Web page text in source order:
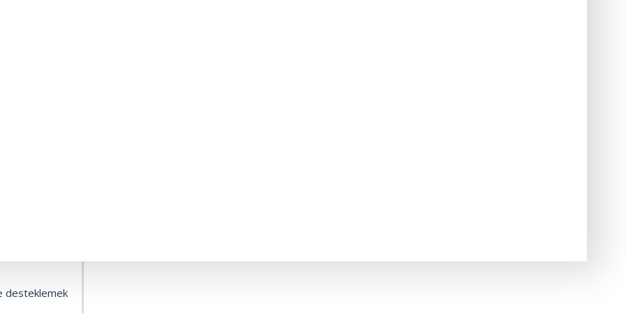
GENEL
alırsa erir)
desteklemek